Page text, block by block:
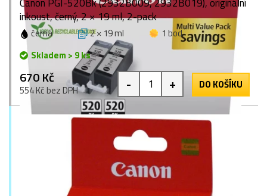
inkoust, černý, 2 × 19 ml, 2-pack
černá 2 × 19 ml
1 bod
Skladem > 9 ks
670 Kč
554 Kč bez DPH - + DO KOŠÍKU